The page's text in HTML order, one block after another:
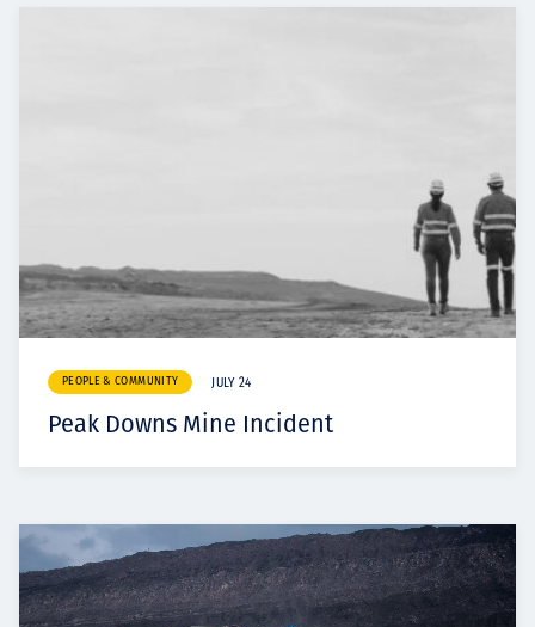
PEOPLE & COMMUNITY JULY 24
Peak Downs Mine Incident